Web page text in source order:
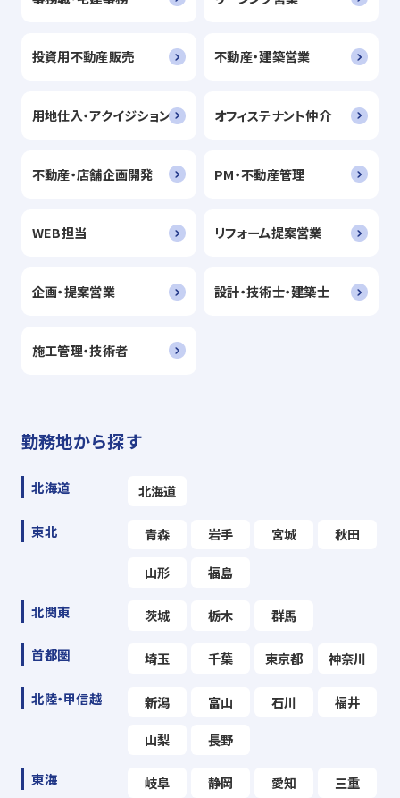
投資用不動産販売 不動産・建築営業
用地仕入・アクイジション オフィステナント仲介
不動産・店舗企画開発 PM・不動産管理
WEB担当 リフォーム提案営業
企画・提案営業 設計・技術士・建築士
施工管理・技術者
勤務地から探す
北海道 北海道
東北 青森 岩手 宮城 秋田
山形 福島
北関東 茨城 栃木 群馬
首都圏 埼玉 千葉 東京都 神奈川
北陸・甲信越 新潟 富山 石川 福井
山梨 長野
東海 岐阜 静岡 愛知 三重